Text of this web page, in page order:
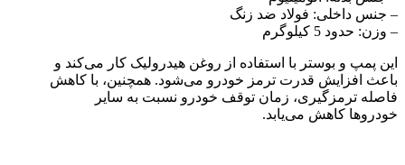
– جنس داخلی: فولاد ضد زنگ
– وزن: حدود 5 کیلوگرم
این پمپ و بوستر با استفاده از روغن هیدرولیک کار می‌کند و
باعث افزایش قدرت ترمز خودرو می‌شود. همچنین، با کاهش
فاصله ترمزگیری، زمان توقف خودرو نسبت به سایر
خودروها کاهش می‌یابد.